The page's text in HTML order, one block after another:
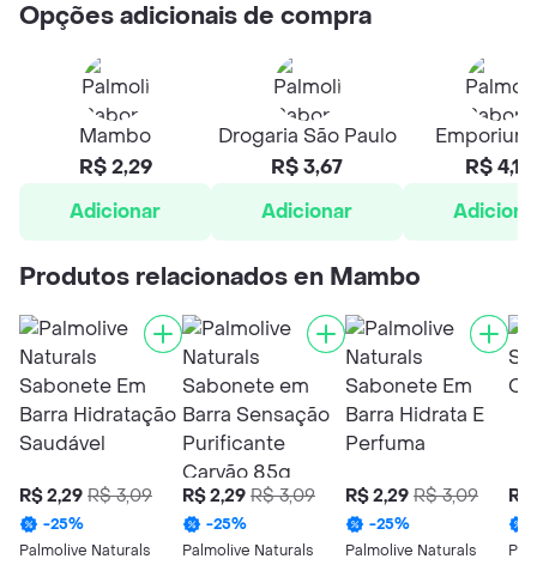
Opções adicionais de compra
Mambo
R$ 2,29
Adicionar
Drogaria São Paulo
R$ 3,67
Adicionar
Emporium
R$ 4,13
Produtos relacionados en Mambo
R$ 2,29 R$ 3,09
-25%
Palmolive Naturals
R$ 2,29 R$ 3,09
-25%
Palmolive Naturals
R$ 2,29 R$ 3,09
-25%
Palmolive Naturals
R$